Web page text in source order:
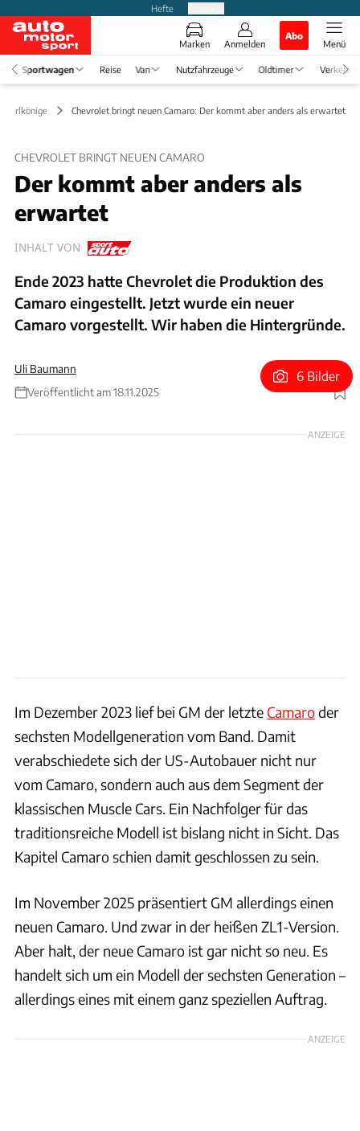
Hefte
Marken Anmelden
Abo
Menü
Sportwagen Reise Van Nutzfahrzeuge Oldtimer Verkehr
Erlkönige Chevrolet bringt neuen Camaro: Der kommt aber anders als erwartet
CHEVROLET BRINGT NEUEN CAMARO
Der kommt aber anders als
erwartet
INHALT VON
Ende 2023 hatte Chevrolet die Produktion des
Camaro eingestellt. Jetzt wurde ein neuer
Camaro vorgestellt. Wir haben die Hintergründe.
Uli Baumann
Veröffentlicht am 18.11.2025
Foto: GM
6 Bilder
ANZEIGE
Im Dezember 2023 lief bei GM der letzte Camaroder
sechsten Modellgeneration vom Band. Damit
verabschiedete sich der US-Autobauer nicht nur
vom Camaro, sondern auch aus dem Segment der
klassischen Muscle Cars. Ein Nachfolger für das
traditionsreiche Modell ist bislang nicht in Sicht. Das
Kapitel Camaro schien damit geschlossen zu sein.
Im November 2025 präsentiert GM allerdings einen
neuen Camaro. Und zwar in der heißen ZL1-Version.
Aber halt, der neue Camaro ist gar nicht so neu. Es
handelt sich um ein Modell der sechsten Generation –
allerdings eines mit einem ganz speziellen Auftrag.
ANZEIGE